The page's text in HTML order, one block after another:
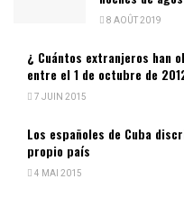
8 AOÛT 2019
¿ Cuántos extranjeros han
entre el 1 de octubre de
7 JUIN 2015
Los españoles de Cuba
propio país
4 MAI 2015